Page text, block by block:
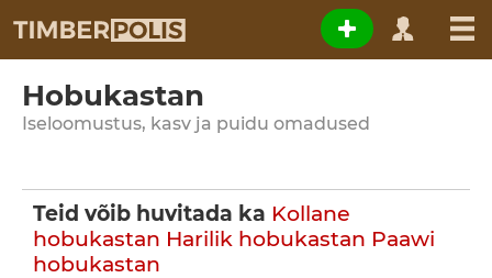
Hobukastan
Iseloomustus, kasv ja puidu omadused
Teid võib huvitada ka Kollane
hobukastan Harilik hobukastan Paawi
hobukastan